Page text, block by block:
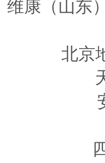
维康（山东
北京